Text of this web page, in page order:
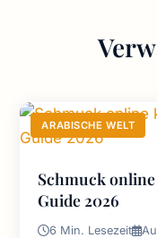
ARABISCHE WELT
Schmuck
Guide 2026
6 Min. Lesezeit